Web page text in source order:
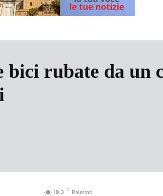
rubate da un
19.3 C Palermo